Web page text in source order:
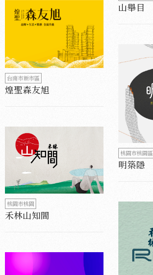
台南市新市區
煌聖森友旭
桃園市桃園
禾林山知間
山舉目
桃園市桃園區
明築隱